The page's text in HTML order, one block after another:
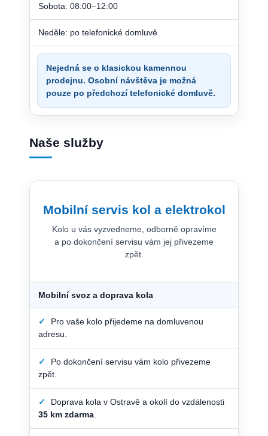
Sobota: 08:00–12:00
Neděle: po telefonické domluvě
Nejedná se o klasickou kamennou
prodejnu. Osobní návštěva je možná
pouze po předchozí telefonické domluvě.
Naše služby
Mobilní servis kol a elektrokol
Kolo u vás vyzvedneme, odborně opravíme
a po dokončení servisu vám jej přivezeme
zpět.
Mobilní svoz a doprava kola
✓
Pro vaše kolo přijedeme na domluvenou
adresu.
✓
Po dokončení servisu vám kolo přivezeme
zpět.
✓
Doprava kola v Ostravě a okolí do vzdálenosti
35 km zdarma